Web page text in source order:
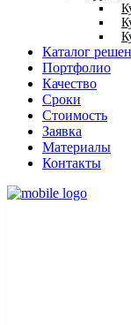
Каталог
Портфолио
Качество
Сроки
Стоимость
Заявка
Материалы
Контакты